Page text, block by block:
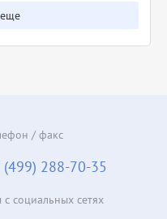
/ факс
(499) 288-70-35
социальных сетях